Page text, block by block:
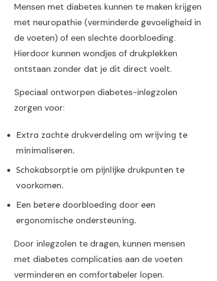
Mensen met diabetes kunnen te maken krijgen
met neuropathie (verminderde gevoeligheid in
de voeten) of een slechte doorbloeding.
Hierdoor kunnen wondjes of drukplekken
ontstaan zonder dat je dit direct voelt.
Speciaal ontworpen diabetes-inlegzolen
zorgen voor:
Extra zachte drukverdeling om wrijving te
minimaliseren.
Schokabsorptie om pijnlijke drukpunten te
voorkomen.
Een betere doorbloeding door een
ergonomische ondersteuning.
Door inlegzolen te dragen, kunnen mensen
met diabetes complicaties aan de voeten
verminderen en comfortabeler lopen.